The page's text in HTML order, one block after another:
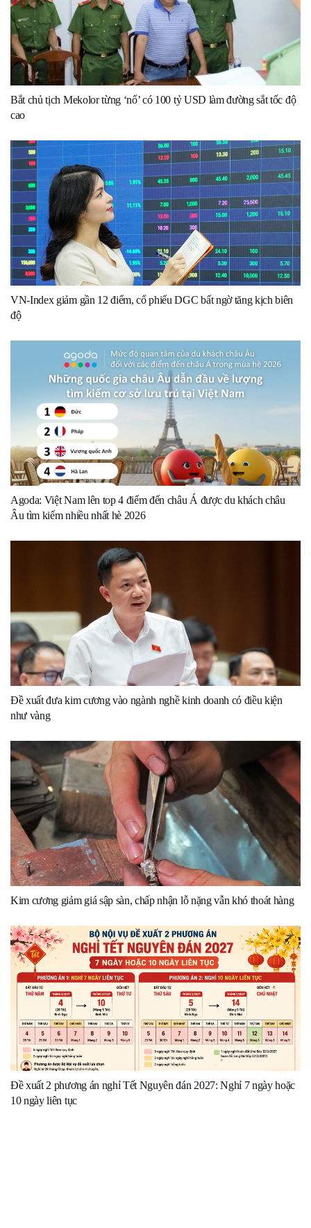
Bắt chủ tịch Mekolor từng ‘nổ’ có 100 tỷ USD làm đường sắt tốc độ
cao
VN-Index giảm gần 12 điểm, cổ phiếu DGC bất ngờ tăng kịch biên
độ
Agoda: Việt Nam lên top 4 điểm đến châu Á được du khách châu
Âu tìm kiếm nhiều nhất hè 2026
Đề xuất đưa kim cương vào ngành nghề kinh doanh có điều kiện
như vàng
Kim cương giảm giá sập sàn, chấp nhận lỗ nặng vẫn khó thoát hàng
Đề xuất 2 phương án nghỉ Tết Nguyên đán 2027: Nghỉ 7 ngày hoặc
10 ngày liên tục